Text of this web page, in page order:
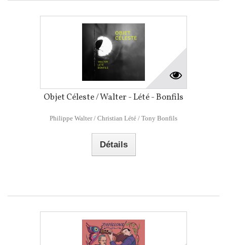
Objet Céleste / Walter - Lété - Bonfils
Philippe Walter / Christian Lété / Tony Bonfils
Détails